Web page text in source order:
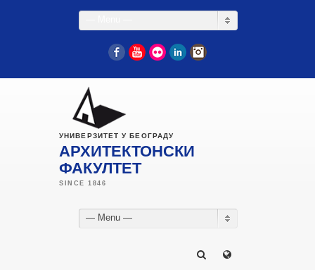
FacebookYouTube
Flickr LinkedIn
УНИВЕРЗИТЕТ У БЕОГРАДУ
АРХИТЕКТОНСКИ
ФАКУЛТЕТ
— Menu —